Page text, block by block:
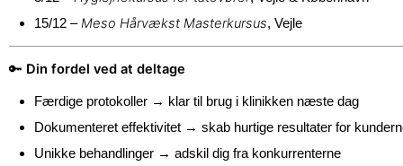
15/12 –Meso Hårvækst Masterkursus, Vejle
🔑 Din fordel ved at deltage
Færdige protokoller → klar til brug i klinikken næste dag
Dokumenteret effektivitet → skab hurtige resultater for
Unikke behandlinger → adskil dig fra konkurrenterne